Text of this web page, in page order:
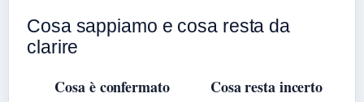
Cosa sappiamo e cosa resta da
clarire
Cosa è confermato
Cosa resta incerto